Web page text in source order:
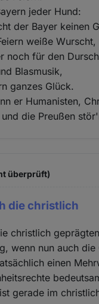
jeder Hund:
der Bayer keinen
weiße Wurscht,
noch für den
Blasmusik,
ganzes Glück.
er Humanisten,
die Preußen
überprüft)
die christlich
christlich
wenn nun auch
einen
gerade im